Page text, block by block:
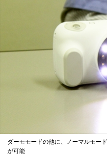
ダーモモードの他に、ノーマルモー
が可能